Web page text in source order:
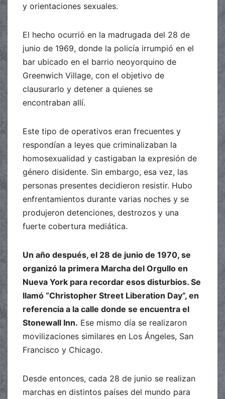
y orientaciones sexuales.
El hecho ocurrió en la madrugada del 28 de
junio de 1969, donde la policía irrumpió en el
bar ubicado en el barrio neoyorquino de
Greenwich Village, con el objetivo de
clausurarlo y detener a quienes se
encontraban allí.
Este tipo de operativos eran frecuentes y
respondían a leyes que criminalizaban la
homosexualidad y castigaban la expresión de
género disidente. Sin embargo, esa vez, las
personas presentes decidieron resistir. Hubo
enfrentamientos durante varias noches y se
produjeron detenciones, destrozos y una
fuerte cobertura mediática.
Un año después, el 28 de junio de 1970, se
organizó la primera Marcha del Orgullo en
Nueva York para recordar esos disturbios. Se
llamó “Christopher Street Liberation Day”, en
referencia a la calle donde se encuentra el
Stonewall Inn. Ese mismo día se realizaron
movilizaciones similares en Los Ángeles, San
Francisco y Chicago.
Desde entonces, cada 28 de junio se realizan
marchas en distintos países del mundo para